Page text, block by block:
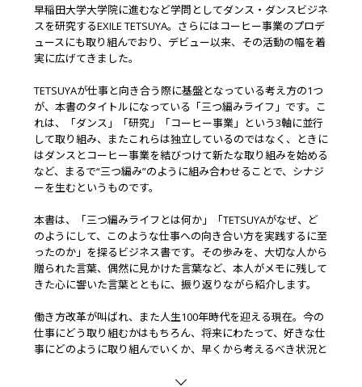
早稲田大学大学院に進むなど学問としてダンス・ダンスビジネ
スを研究するEXILE TETSUYA。さらにはコーヒー事業のプロデ
ュースにも取り組んでおり、デビュー以来、その活動の幅を着
実に広げてきました。
TETSUYAが仕事と向き合う際に基盤となっている考え方の1つ
が、本書のタイトルになっている「三つ編みライフ」です。こ
れは、「ダンス」「研究」「コーヒー事業」という3軸に並行
して取り組み、またこれらは独立しているのではなく、ときに
はダンスとコーヒー事業を結びつけて新たな取り組みを始める
など、まるで“三つ編み”のように組み合わせることで、シナジ
ーを生むというものです。
本書は、「三つ編みライフとは何か」「TETSUYAがなぜ、ど
のようにして、このような仕事への向き合い方を実践するに至
ったのか」を探るビジネス書です。その歩みを、大切な人から
贈られた言葉、偶然に見かけた言葉など、本人がメモに残して
きた心に響いた言葉とともに、振り返りながら紹介します。
働き方改革が叫ばれ、また人生100年時代を迎える現在。今の
仕事にどう取り組むかはもちろん、将来にわたって、好きな仕
事にどのように取り組んでいくか、早くから考えるべき状況と